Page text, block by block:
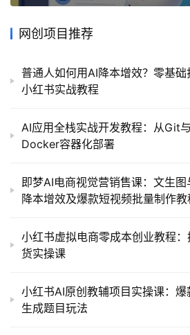
网创项目推荐
普通人如何用AI降本增效？零基
小红书实战教程
AI应用全栈实战开发教程：从Git
Docker容器化部署
即梦AI电商视觉营销售课：文生
降本增效及爆款短视频批量制作教
小红书虚拟电商零成本创业教程
货实操课
小红书AI原创教辅项目实操课：
生成题目玩法